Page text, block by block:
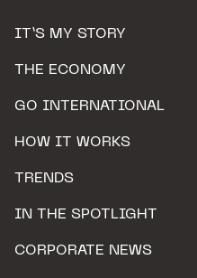
IT’S MY STORY
THE ECONOMY
GO INTERNATIONAL
HOW IT WORKS
TRENDS
IN THE SPOTLIGHT
CORPORATE NEWS